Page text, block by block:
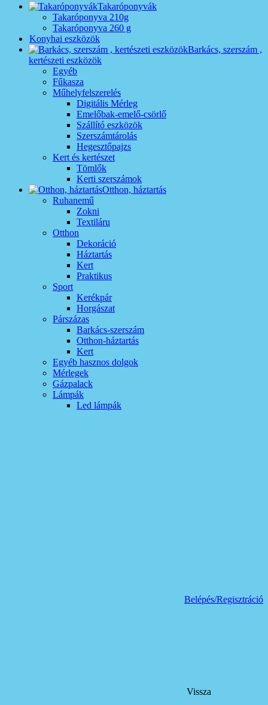
Takaróponyvák
Takaróponyva 210g
Takaróponyva 260 g
Konyhai eszközök
Barkács, szerszám ,
kertészeti eszközök
Egyéb
Fűkasza
Műhelyfelszerelés
Digitális Mérleg
Emelőbak-emelő-csörlő
Szállító eszközök
Szerszámtárolás
Hegesztőpajzs
Kert és kertészet
Tömlők
Kerti szerszámok
Otthon, háztartás
Ruhanemű
Zokni
Textiláru
Otthon
Dekoráció
Háztartás
Kert
Praktikus
Sport
Kerékpár
Horgászat
Párszázas
Barkács-szerszám
Otthon-háztartás
Kert
Egyéb hasznos dolgok
Mérlegek
Gázpalack
Lámpák
Led lámpák
Belépés/Regisztráció
Vissza